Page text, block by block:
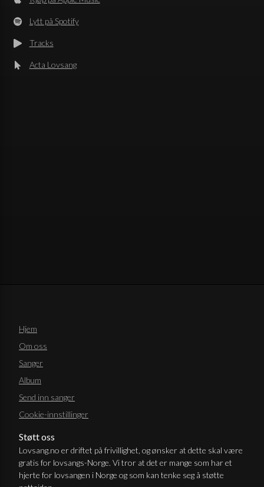
Lytt på Spotify
Tracks
Acta Lovsang
Hjem
Om oss
Sanger
Album
Send inn sanger
Cookie-innstillinger
Støtt oss
Lovsang.no er driftet på frivillighet, og ønsker at dette skal være
gratis for lovsangs-Norge. Vi tror at det er mange som har et
hjerte for lovsangen i Norge og som kan tenke seg å støtte